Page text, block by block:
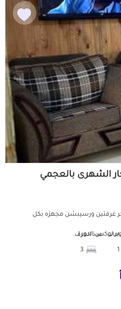
160م للايجار الشهرى بالعجمي
غرفتين ورسيبشن مجهزه بكل
لوكس الدور ا...
عدد الغرف